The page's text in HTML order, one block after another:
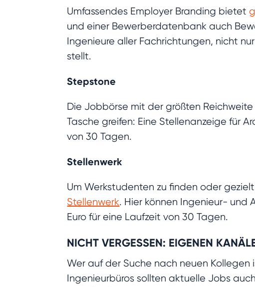
Umfassendes Employer Branding bietet
und einer Bewerberdatenbank auch
Ingenieure aller Fachrichtungen, nicht
stellt.
Stepstone
Die Jobbörse mit der größten
Tasche greifen: Eine Stellenanzeige für
von 30 Tagen.
Stellenwerk
Um Werkstudenten zu finden oder
Stellenwerk. Hier können Ingenieur- und
Euro für eine Laufzeit von 30 Tagen.
NICHT VERGESSEN: EIGENEN
Wer auf der Suche nach neuen
Ingenieurbüros sollten aktuelle Jobs